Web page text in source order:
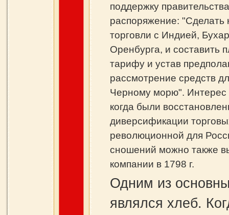
поддержку
распоряжение: "Сделать
торговли с Индией,
Оренбурга, и составить
тарифу и устав
рассмотрение средств
Черному морю". Интерес
когда были
диверсификации
революционной для
сношений можно также
компании в 1798 г.
Одним из
являлся хлеб.